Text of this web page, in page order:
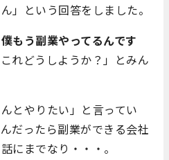
」という回答をしました。
もう副業やってるんです
れどうしようか？」とみん
とやりたい」と言ってい
だったら副業ができる会社
にまでなり・・・。